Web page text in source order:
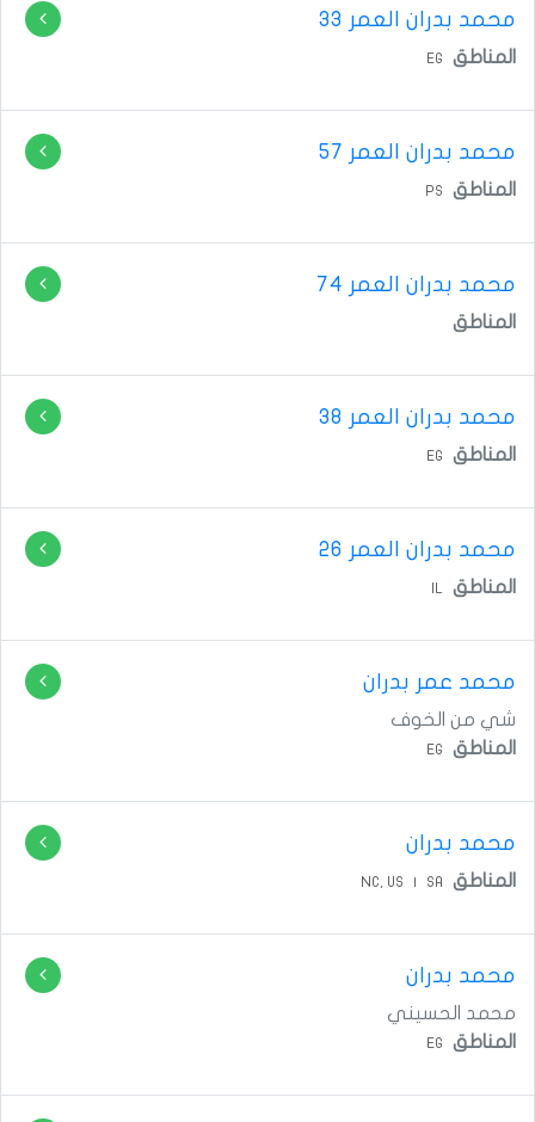
محمد بدران العمر 33
المناطق EG
محمد بدران العمر 57
المناطق PS
محمد بدران العمر 74
المناطق
محمد بدران العمر 38
المناطق EG
محمد بدران العمر 26
المناطق IL
محمد عمر بدران
شي من الخوف
المناطق
EG
محمد بدران
المناطق SA
|
NC, US
محمد بدران
محمد الحسيني
المناطق
EG